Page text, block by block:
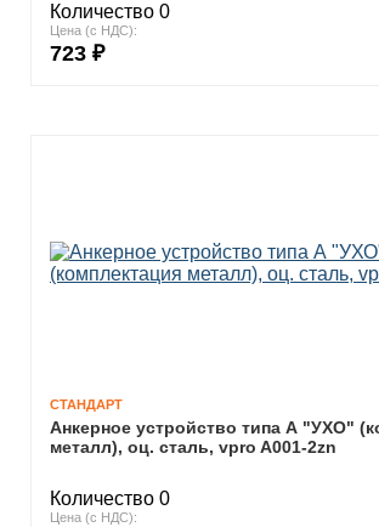
Количество 0
Цена (с НДС):
723 ₽
СТАНДАРТ
Анкерное устройство типа А "УХО"
металл), оц. сталь, vpro A001-2zn
Количество 0
Цена (с НДС):